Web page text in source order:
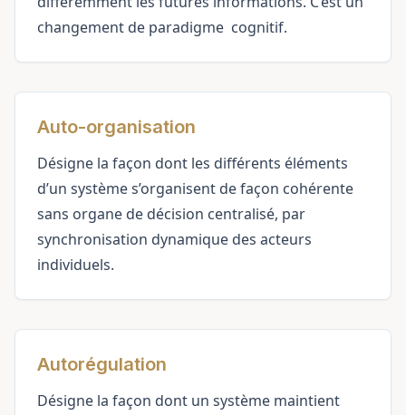
changement de paradigme cognitif.
Auto-organisation
Désigne la façon dont les différents éléments
d’un systèmes’organisent de façon cohérente
sans organe de décision centralisé, par
synchronisation dynamique des acteurs
individuels.
Autorégulation
Désigne la façon dont un système maintient